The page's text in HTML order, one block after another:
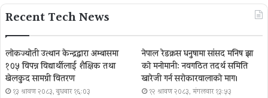
Recent Tech News
लोकज्योती उत्थान केन्द्रद्वारा अम्बासमा
१०५ विपन्न विद्यार्थीलाई शैक्षिक तथा
खेलकुद सामग्री वितरण
१३ श्रावण २०८३, बुधबार १६:०३
नेपाल रेडक्रस धनुषामा सांसद मनिष झा
को मनोमानी: नवगठित तदर्थ समिति
खारेजी गर्न सरोकारवालाको माग।
१२ श्रावण २०८३, मंगलवार १३:५३